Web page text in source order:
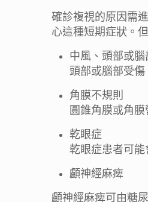
確診複視的原因需
心這種短期症狀。
中風、頭部或腦
頭部或腦部受傷
角膜不規則
圓錐角膜或角
乾眼症
乾眼症患者可能
顱神經麻痺
顱神經麻痺可由糖